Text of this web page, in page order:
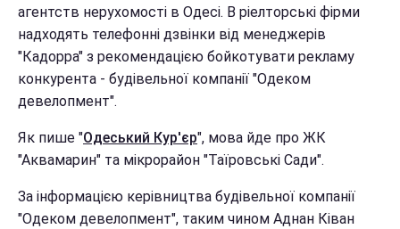
агентств нерухомості в Одесі. В ріелторські фірми
надходять телефонні дзвінки від менеджерів
"Кадорра" з рекомендацією бойкотувати рекламу
конкурента - будівельної компанії "Одеком
девелопмент".
Як пише "Одеський Кур'єр", мова йде про ЖК
"Аквамарин" та мікрорайон "Таїровські Сади".
За інформацією керівництва будівельної компанії
"Одеком девелопмент", таким чином Аднан Ківан